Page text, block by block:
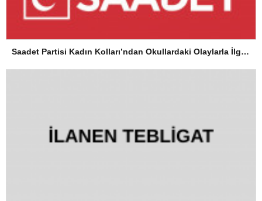
Saadet Partisi Kadın Kolları’ndan Okullardaki Olaylarla İlgili Basın Açıklaması